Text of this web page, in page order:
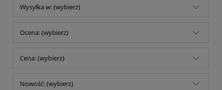
Wysyłka w: (wybierz)
Ocena: (wybierz)
Cena: (wybierz)
Nowość: (wybierz)